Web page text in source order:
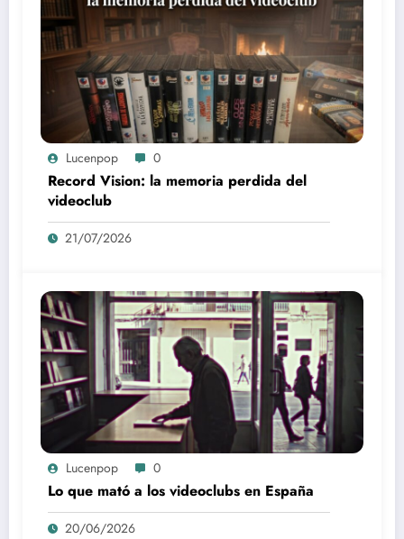
Lucenpop 0
Record Vision: la memoria perdida del
videoclub
21/07/2026
Lucenpop 0
Lo que mató a los videoclubs en España
20/06/2026